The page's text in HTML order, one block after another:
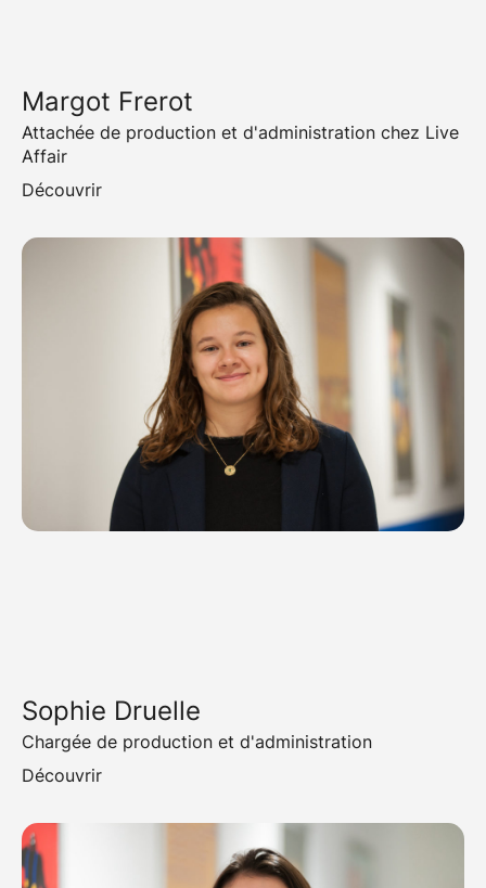
Margot Frerot
Attachée de production et d'administration chez Live
Affair
Découvrir
Sophie Druelle
Chargée de production et d'administration
Découvrir